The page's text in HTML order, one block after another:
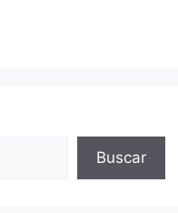
Buscar